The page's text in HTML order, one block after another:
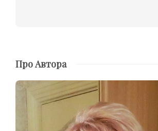
Про Автора